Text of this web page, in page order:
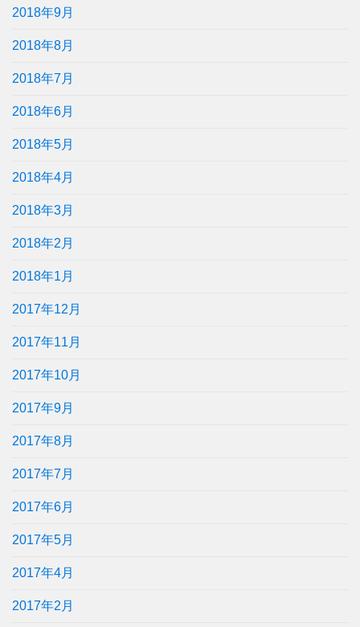
2018年9月
2018年8月
2018年7月
2018年6月
2018年5月
2018年4月
2018年3月
2018年2月
2018年1月
2017年12月
2017年11月
2017年10月
2017年9月
2017年8月
2017年7月
2017年6月
2017年5月
2017年4月
2017年2月